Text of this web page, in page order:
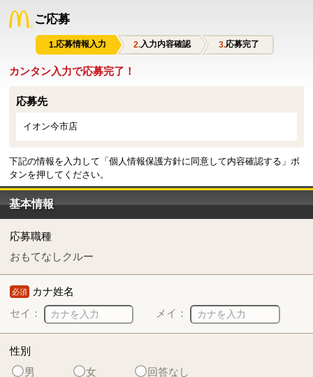
ご応募
応募情報入力 入力内容確認 応募完了
カンタン入力で応募完了！
応募先
イオン今市店
下記の情報を入力して「個人情報保護方針に同意して内容確認する」ボ
タンを押してください。
基本情報
応募職種
おもてなしクルー
必須 カナ姓名
セイ：
メイ：
性別
男
女 回答なし